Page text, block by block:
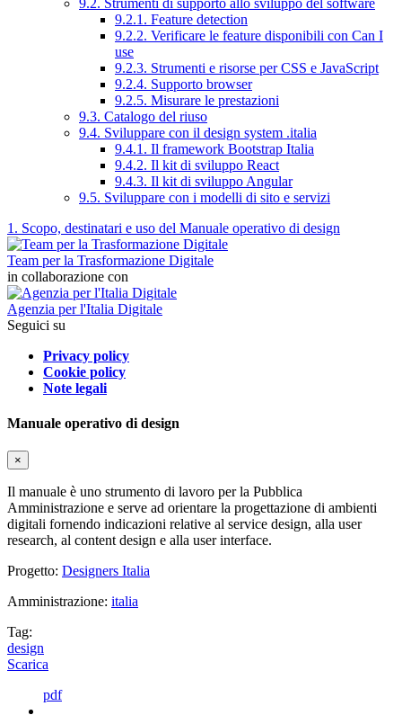
9.2.1. Feature detection
9.2.2. Verificare le feature disponibili con Can I
use
9.2.3. Strumenti e risorse per CSS e JavaScript
9.2.4. Supporto browser
9.2.5. Misurare le prestazioni
9.3. Catalogo del riuso
9.4. Sviluppare con il design system .italia
9.4.1. Il framework Bootstrap Italia
9.4.2. Il kit di sviluppo React
9.4.3. Il kit di sviluppo Angular
9.5. Sviluppare con i modelli di sito e servizi
1. Scopo, destinatari e uso del Manuale operativo di design
Team per la Trasformazione Digitale
in collaborazione con
Agenzia per l'Italia Digitale
Seguici su
Privacy policy
Cookie policy
Note legali
Manuale operativo di design
×
Il manuale è uno strumento di lavoro per la Pubblica
Amministrazione e serve ad orientare la progettazione di ambienti
digitali fornendo indicazioni relative al service design, alla user
research, al content design e alla user interface.
Progetto: Designers Italia
Amministrazione: italia
Tag:
design
Scarica
pdf